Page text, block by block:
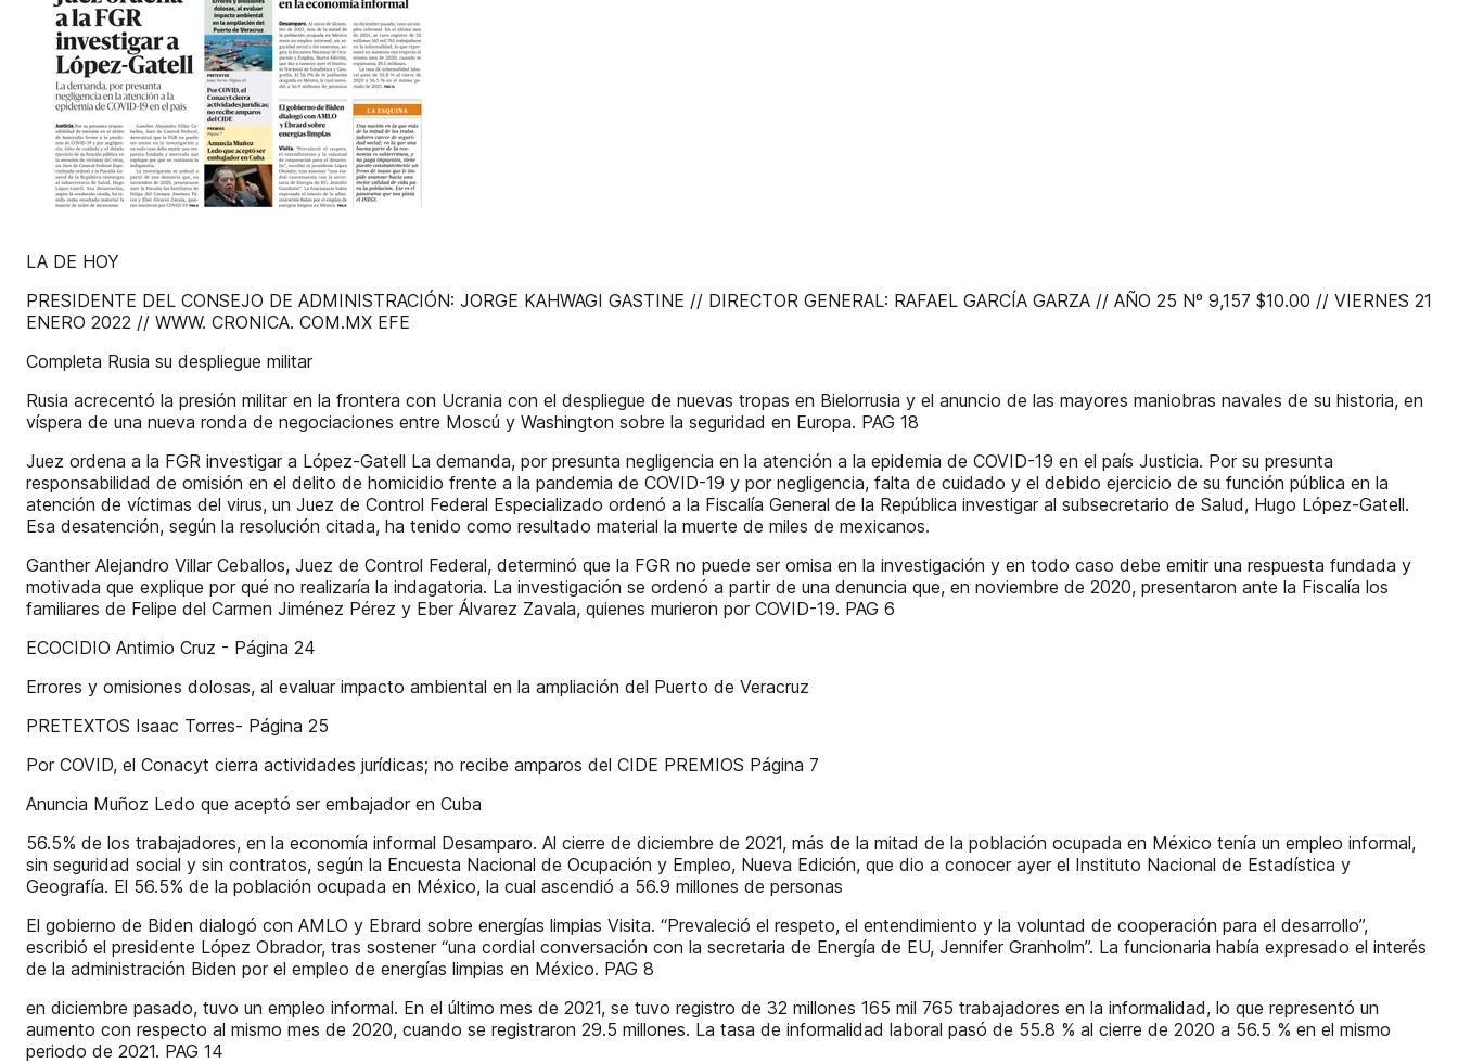
LA DE HOY
PRESIDENTE DEL CONSEJO DE ADMINISTRACIÓN: JORGE KAHWAGI GASTINE // DIRECTOR GENERAL: RAFAEL GARCÍA GARZA // AÑO 25 Nº 9,157 $10.00 // VIERNES 21
ENERO 2022 // WWW. CRONICA. COM.MX EFE
Completa Rusia su despliegue militar
Rusia acrecentó la presión militar en la frontera con Ucrania con el despliegue de nuevas tropas en Bielorrusia y el anuncio de las mayores maniobras navales de su historia, en
víspera de una nueva ronda de negociaciones entre Moscú y Washington sobre la seguridad en Europa. PAG 18
Juez ordena a la FGR investigar a López-Gatell La demanda, por presunta negligencia en la atención a la epidemia de COVID-19 en el país Justicia. Por su presunta
responsabilidad de omisión en el delito de homicidio frente a la pandemia de COVID-19 y por negligencia, falta de cuidado y el debido ejercicio de su función pública en la
atención de víctimas del virus, un Juez de Control Federal Especializado ordenó a la Fiscalía General de la República investigar al subsecretario de Salud, Hugo López-Gatell.
Esa desatención, según la resolución citada, ha tenido como resultado material la muerte de miles de mexicanos.
Ganther Alejandro Villar Ceballos, Juez de Control Federal, determinó que la FGR no puede ser omisa en la investigación y en todo caso debe emitir una respuesta fundada y
motivada que explique por qué no realizaría la indagatoria. La investigación se ordenó a partir de una denuncia que, en noviembre de 2020, presentaron ante la Fiscalía los
familiares de Felipe del Carmen Jiménez Pérez y Eber Álvarez Zavala, quienes murieron por COVID-19. PAG 6
ECOCIDIO Antimio Cruz - Página 24
Errores y omisiones dolosas, al evaluar impacto ambiental en la ampliación del Puerto de Veracruz
PRETEXTOS Isaac Torres- Página 25
Por COVID, el Conacyt cierra actividades jurídicas; no recibe amparos del CIDE PREMIOS Página 7
Anuncia Muñoz Ledo que aceptó ser embajador en Cuba
56.5% de los trabajadores, en la economía informal Desamparo. Al cierre de diciembre de 2021, más de la mitad de la población ocupada en México tenía un empleo informal,
sin seguridad social y sin contratos, según la Encuesta Nacional de Ocupación y Empleo, Nueva Edición, que dio a conocer ayer el Instituto Nacional de Estadística y
Geografía. El 56.5% de la población ocupada en México, la cual ascendió a 56.9 millones de personas
El gobierno de Biden dialogó con AMLO y Ebrard sobre energías limpias Visita. “Prevaleció el respeto, el entendimiento y la voluntad de cooperación para el desarrollo”,
escribió el presidente López Obrador, tras sostener “una cordial conversación con la secretaria de Energía de EU, Jennifer Granholm”. La funcionaria había expresado el interés
de la administración Biden por el empleo de energías limpias en México. PAG 8
en diciembre pasado, tuvo un empleo informal. En el último mes de 2021, se tuvo registro de 32 millones 165 mil 765 trabajadores en la informalidad, lo que representó un
aumento con respecto al mismo mes de 2020, cuando se registraron 29.5 millones. La tasa de informalidad laboral pasó de 55.8 % al cierre de 2020 a 56.5 % en el mismo
periodo de 2021. PAG 14